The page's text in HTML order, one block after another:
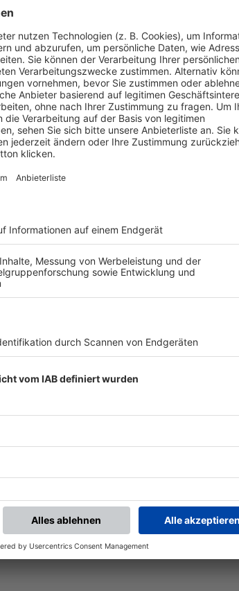
der KK Nord 2. Mit nur 14
bisher geschlagen. DieSpVgg
stehen mittlerweile zu Buche.
SSV Höchstädtgefordert. Nächsten
.
du dir Favoriten setzen. So bist du ganz nah an deinen
angezeigt werden.